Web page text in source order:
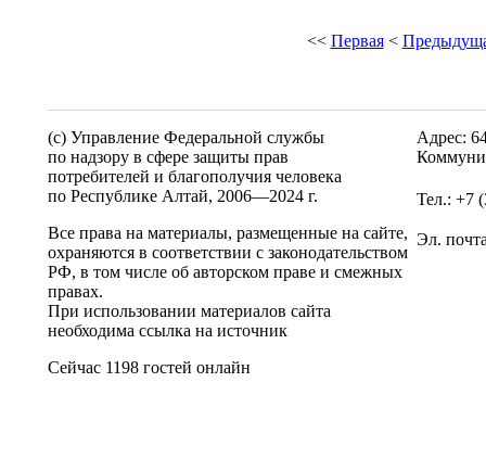
<< Первая<
(c) Управление Федеральной службы
по надзору в сфере защиты прав
потребителей и благополучия человека
по Республике Алтай, 2006—2024 г.
Все права на материалы, размещенные на сайте,
охраняются в соответствии с законодательством
РФ, в том числе об авторском праве и смежных
правах.
При использовании материалов сайта
необходима ссылка на источник
Сейчас 1198 гостей онлайн
Адрес:
Тел.: +7
Эл.